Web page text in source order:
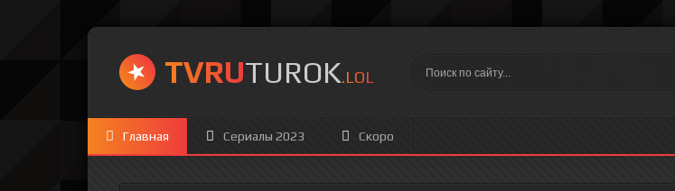
TVRUTUROK.LOL
Главная Сериалы 2023 Скоро